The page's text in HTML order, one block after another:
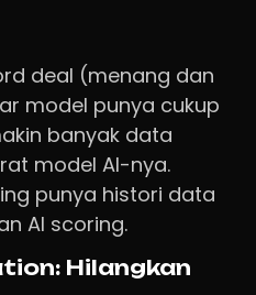
deal (menang dan
model punya cukup
banyak data
model AI-nya.
punya histori data
AI scoring.
Hilangkan